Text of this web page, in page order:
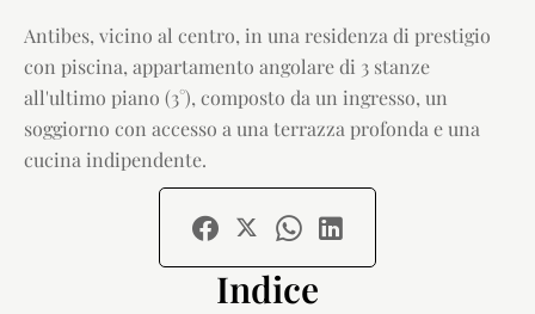
Antibes, vicino al centro, in una residenza di prestigio
con piscina, appartamento angolare di 3 stanze
all'ultimo piano (3°), composto da un ingresso, un
soggiorno con accesso a una terrazza profonda e una
cucina indipendente.
Indice